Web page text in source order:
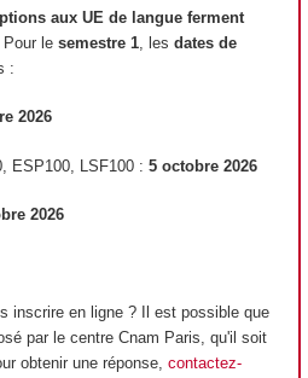
aux UE de langue ferment
. Pour le semestre 1 , les dates de
:
2026
ESP100, LSF100 : 5 octobre 2026
2026
inscrire en ligne ? Il est possible que
par le centre Cnam Paris, qu'il soit
obtenir une réponse, contactez-